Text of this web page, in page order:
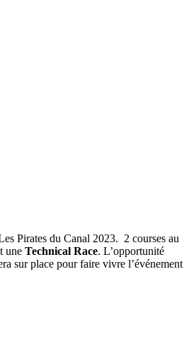
Pirates du Canal 2023. 2 courses au
une Technical Race. L’opportunité
sur place pour faire vivre l’événement